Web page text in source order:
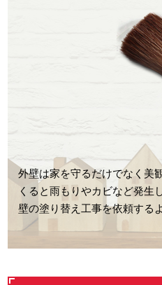
外壁は家を守るだけでなく美
くると雨もりやカビなど発生
壁の塗り替え工事を依頼する